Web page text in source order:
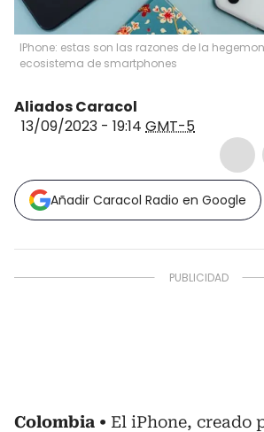
IPhone: estas son las razones de la
ecosistema de smartphones
Aliados Caracol
13/09/2023 - 19:14 GMT-5
Añadir Caracol Radio en Google
Colombia
El iPhone, creado